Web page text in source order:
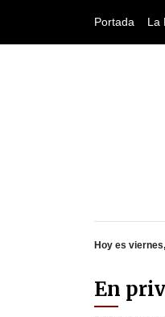
Portada La
Hoy es
En